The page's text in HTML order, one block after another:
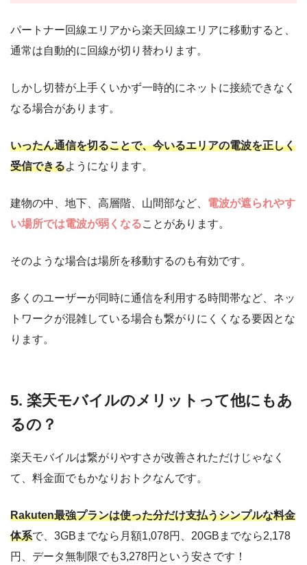
パートナー回線エリアから楽天回線エリアに移動すると、
通常は自動的に回線が切り替わります。
しかし切替が上手くいかず一時的にネットに接続できなく
なる場合があります。
いったん通信を切ることで、今いるエリアの電波を正しく
受信できるようになります。
建物の中、地下、高層階、山間部など、 電波が遮られやす
い場所では電波が弱くなることがあります。
そのような場合は場所を移動するのも有効です。
多くのユーザーが同時に通信を利用する時間帯など、ネッ
トワークが混雑している場合も繋がりにくくなる要因とな
ります。
5. 楽天モバイルのメリットって他にもあ
るの？
楽天モバイルは繋がりやすさが改善されただけじゃなく
て、料金面でもかなりおトクなんです。
Rakuten最強プランは使った分だけ支払うシンプルな料金
体系で、3GBまでなら月額1,078円、20GBまでなら2,178
円、データ無制限でも3,278円という安さです！